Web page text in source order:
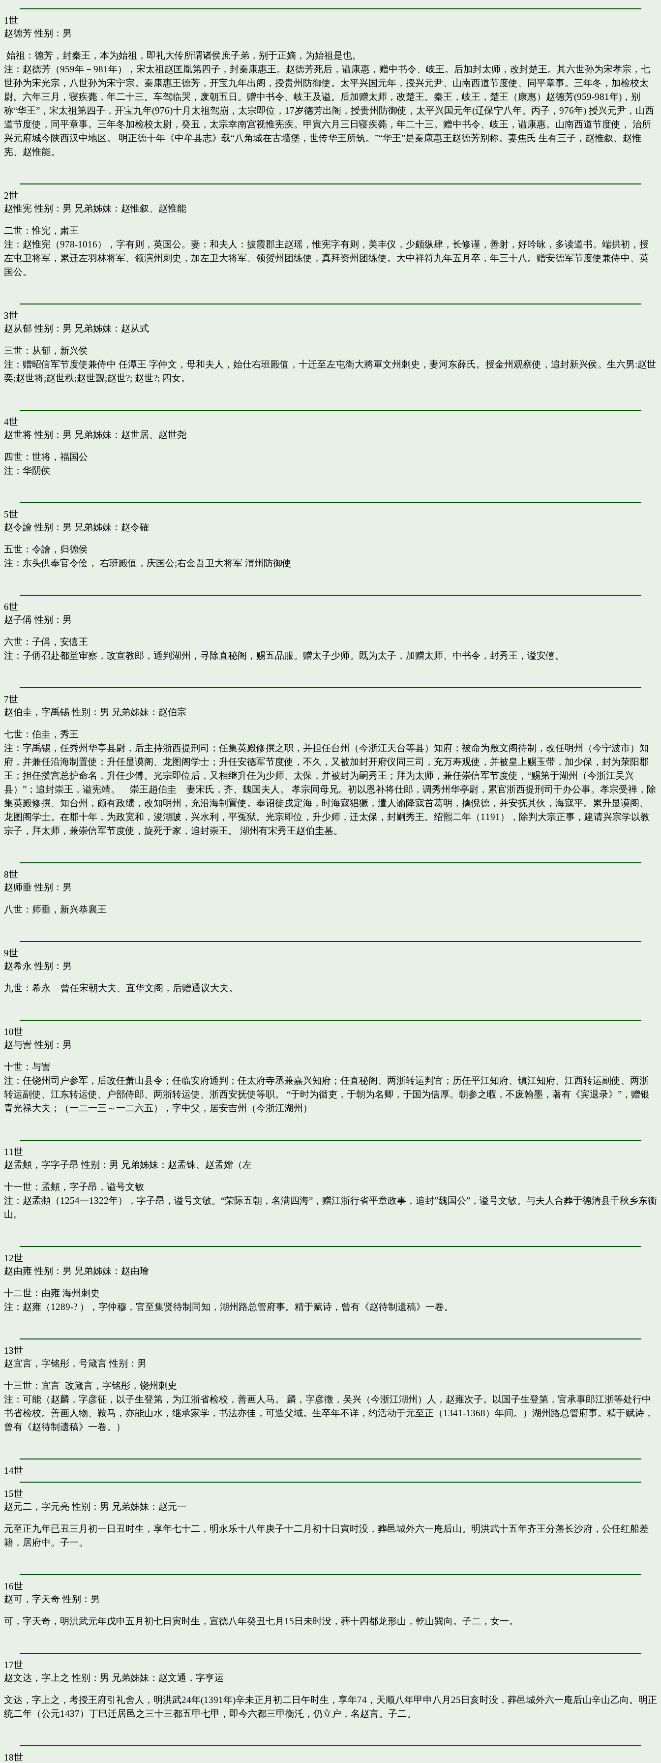
1世
赵德芳性别：男
始祖：德芳，封秦王，本为始祖，即礼大传所谓诸侯庶子弟，别于正嫡，为始祖是也。
注：赵德芳（959年－981年），宋太祖赵匡胤第四子，封秦康惠王。赵德芳死后，谥康惠，赠中书令、岐王。后加封太师，改封楚王。其六世孙为宋孝宗，七
世孙为宋光宗，八世孙为宋宁宗。秦康惠王德芳，开宝九年出阁，授贵州防御使。太平兴国元年，授兴元尹、山南西道节度使、同平章事。三年冬，加检校太
尉。六年三月，寝疾薨，年二十三。车驾临哭，废朝五日。赠中书令、岐王及谥。后加赠太师，改楚王。秦王，岐王，楚王（康惠）赵德芳(959-981年)，别
称“华王”，宋太祖第四子，开宝九年(976)十月太祖驾崩，太宗即位，17岁德芳出阁，授贵州防御使，太平兴国元年(辽保宁八年。丙子，976年) 授兴元尹，山西
道节度使，同平章事。三年冬加检校太尉，癸丑，太宗幸南宫视惟宪疾。甲寅六月三日寝疾薨，年二十三。赠中书令、岐王，谥康惠。山南西道节度使， 治所
兴元府城今陕西汉中地区。 明正德十年《中牟县志》载“八角城在古墙堡，世传华王所筑。”“华王”是秦康惠王赵德芳别称。妻焦氏 生有三子，赵惟叙、赵惟
宪、赵惟能。
2世
赵惟宪 性别：男 兄弟姊妹： 赵惟叙、 赵惟能
二世：惟宪，肃王
注：赵惟宪（978-1016），字有则，英国公。妻：和夫人：披霞郡主赵瑶，惟宪字有则，美丰仪，少颇纵肆，长修谨，善射，好吟咏，多读道书。端拱初，授
左屯卫将军，累迁左羽林将军、领演州刺史，加左卫大将军、领贺州团练使，真拜资州团练使。大中祥符九年五月卒，年三十八。赠安德军节度使兼侍中、英
国公。
3世
赵从郁 性别：男 兄弟姊妹： 赵从式
三世：从郁，新兴侯
注：赠昭信军节度使兼侍中 任潭王 字仲文，母和夫人，始仕右班殿值，十迁至左屯衛大將軍文州刺史，妻河东薛氏。授金州观察使，追封新兴侯。生六男:赵世
奕;赵世将;赵世秩;赵世觐;赵世?; 赵世?; 四女。
4世
赵世将性别：男 兄弟姊妹： 赵世居、 赵世尧
四世：世将，福国公
注：华阴侯
5世
赵令譮 性别：男 兄弟姊妹： 赵令確
五世：令譮，归德侯
注：东头供奉官令侩， 右班殿值，庆国公;右金吾卫大将军 渭州防御使
6世
赵子偁 性别：男
六世：子偁，安僖王
注：子侢召赴都堂审察，改宣教郎，通判湖州，寻除直秘阁，赐五品服。赠太子少师。既为太子，加赠太师、中书令，封秀王，谥安僖。
7世
赵伯圭，字禹锡 性别：男 兄弟姊妹： 赵伯宗
七世：伯圭，秀王
注：字禹锡，任秀州华亭县尉，后主持浙西提刑司；任集英殿修撰之职，并担任台州（今浙江天台等县）知府；被命为敷文阁待制，改任明州（今宁波市）知
府，并兼任沿海制置使；升任显谟阁、龙图阁学士；升任安德军节度使，不久，又被加封开府仪同三司，充万寿观使，并被皇上赐玉带，加少保，封为荥阳郡
王；担任攒宫总护命名，升任少傅。光宗即位后，又相继升任为少师、太保，并被封为嗣秀王；拜为太师，兼任崇信军节度使，“赐第于湖州（今浙江吴兴
县）”；追封崇王，谥宪靖。 崇王趙伯圭 妻宋氏，齐、魏国夫人。 孝宗同母兄。初以恩补将仕郎，调秀州华亭尉，累官浙西提刑司干办公事。孝宗受禅，除
集英殿修撰、知台州，颇有政绩，改知明州，充沿海制置使。奉诏徙戌定海，时海寇猖獗，遣人谕降寇首葛明，擒倪德，并安抚其伙，海寇平。累升显谟阁、
龙图阁学士。在郡十年，为政宽和，浚湖陂，兴水利，平冤狱。光宗即位，升少师，迁太保，封嗣秀王。绍熙二年（1191），除判大宗正事，建请兴宗学以教
宗子，拜太师，兼崇信军节度使，旋死于家，追封崇王。 湖州有宋秀王赵伯圭墓。
8世
赵师垂性别：男
八世：师垂，新兴恭襄王
9世
赵希永 性别：男
九世：希永 曾任宋朝大夫、直华文阁，后赠通议大夫。
10世
赵与訔性别：男
十世：与訔
注：任饶州司户参军，后改任萧山县令；任临安府通判；任太府寺丞兼嘉兴知府；任直秘阁、两浙转运判官；历任平江知府、镇江知府、江西转运副使、两浙
转运副使、江东转运使、户部侍郎、两浙转运使、浙西安抚使等职。 “于时为循吏，于朝为名卿，于国为信厚。朝参之暇，不废翰墨，著有《宾退录》”，赠银
青光禄大夫；（一二一三～一二六五），字中父，居安吉州（今浙江湖州）
11世
赵孟頫，字字子昂 性别：男 兄弟姊妹： 赵孟铢、 赵孟嫦（左
十一世：孟頫，字子昂，谥号文敏
注：赵孟頫（1254一1322年），字子昂，谥号文敏。“荣际五朝，名满四海”，赠江浙行省平章政事，追封”魏国公”，谥号文敏。与夫人合葬于德清县千秋乡东衡
山。
12世
赵由雍 性别：男 兄弟姊妹： 赵由璯
十二世：由雍 海州刺史
注：赵雍（1289-? ），字仲穆，官至集贤待制同知，湖州路总管府事。精于赋诗，曾有《赵待制遗稿》一卷。
13世
赵宜言，字铭彤，号箴言性别：男
十三世：宜言 改箴言，字铭彤，饶州刺史
注：可能（赵麟，字彦征，以子生登第，为江浙省检校，善画人马。 麟，字彦徵，吴兴（今浙江湖州）人，赵雍次子。以国子生登第，官承事郎江浙等处行中
书省检校。善画人物、鞍马，亦能山水，继承家学，书法亦佳，可造父域。生卒年不详，约活动于元至正（1341-1368）年间。）湖州路总管府事。精于赋诗，
曾有《赵待制遗稿》一卷。）
14世
15世
赵元二，字元亮 性别：男 兄弟姊妹： 赵元一
元至正九年已丑三月初一日丑时生，享年七十二，明永乐十八年庚子十二月初十日寅时没，葬邑城外六一庵后山。明洪武十五年齐王分藩长沙府，公任红船差
籍，居府中。子一。
16世
赵可，字天奇性别：男
可，字天奇，明洪武元年戊申五月初七日寅时生，宣德八年癸丑七月15日未时没，葬十四都龙形山，乾山巽向。子二，女一。
17世
赵文达，字上之 性别：男 兄弟姊妹： 赵文通，字亨运
文达，字上之，考授王府引礼舍人，明洪武24年(1391年)辛未正月初二日午时生，享年74，天顺八年甲申八月25日亥时没，葬邑城外六一庵后山辛山乙向。明正
统二年（公元1437）丁巳迁居邑之三十三都五甲七甲，即今六都三甲衡汑，仍立户，名赵言。子二。
18世